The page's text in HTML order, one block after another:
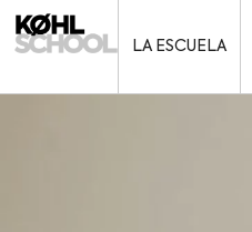
LA ESCUELA